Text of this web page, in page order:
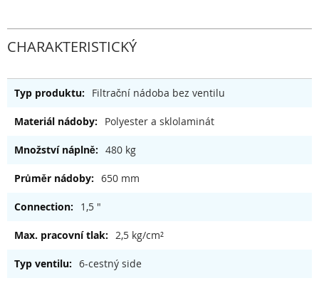
CHARAKTERISTICKÝ
Filtrační nádoba bez ventilu
Polyester a sklolaminát
480 kg
650 mm
1,5 "
2,5 kg/cm²
6-cestný side